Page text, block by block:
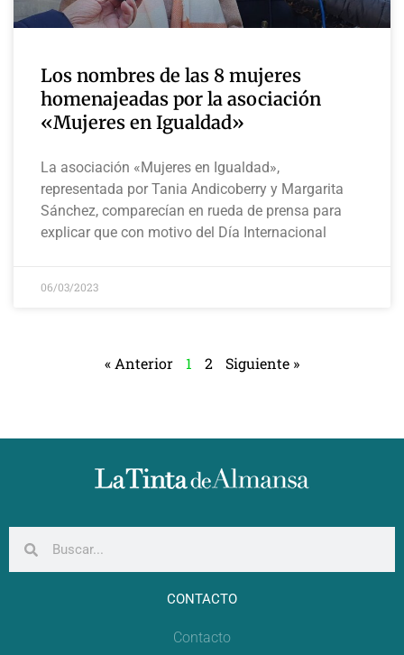
Los nombres de las 8 mujeres
homenajeadas por la asociación
«Mujeres en Igualdad»
La asociación «Mujeres en Igualdad»,
representada por Tania Andicoberry y Margarita
Sánchez, comparecían en rueda de prensa para
explicar que con motivo del Día Internacional
06/03/2023
« Anterior 1 2 Siguiente »
CONTACTO
Contacto